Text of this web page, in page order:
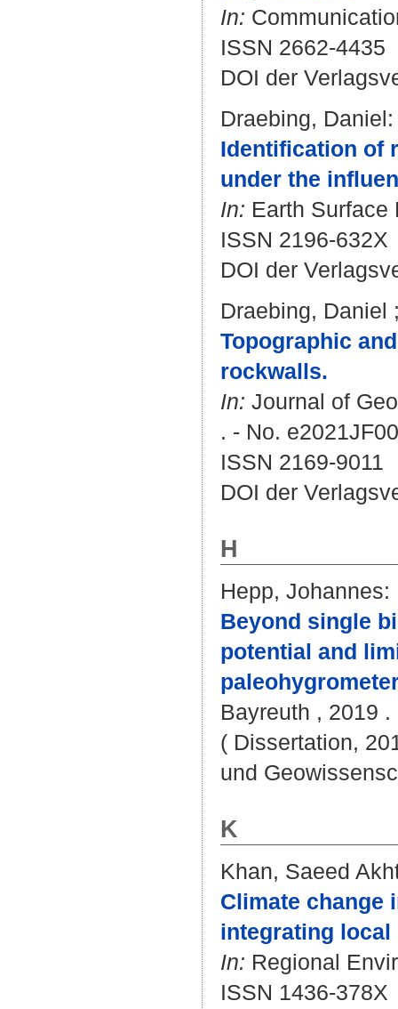
In:
ISSN 2662-4435
DOI der
Draebing, Daniel:
Identification of
under the
In: Earth Surface
ISSN 2196-632X
DOI der
Draebing, Daniel
Topographic
rockwalls.
In: Journal of
. - No.
ISSN 2169-9011
DOI der
H
Hepp, Johannes:
Beyond single
potential and
Bayreuth , 2019
( Dissertation,
und
K
Khan, Saeed
Climate change
integrating local
In: Regional
ISSN 1436-378X